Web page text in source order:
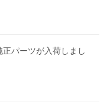
パーツが入荷しまし